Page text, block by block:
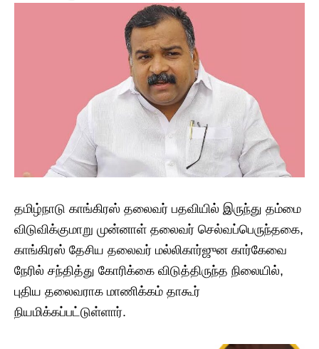
தமிழ்நாடு காங்கிரஸ் தலைவர் பதவியில் இருந்து தம்மை
விடுவிக்குமாறு முன்னாள் தலைவர் செல்வப்பெருந்தகை,
காங்கிரஸ் தேசிய தலைவர் மல்லிகார்ஜுன கார்கேவை
நேரில் சந்தித்து கோரிக்கை விடுத்திருந்த நிலையில்,
புதிய தலைவராக மாணிக்கம் தாகூர்
நியமிக்கப்பட்டுள்ளார்.